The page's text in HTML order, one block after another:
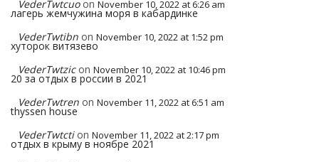
VederTwtcuo on November 10, 2022 at 6:26 am
лагерь жемчужина моря в кабардинке
VederTwtibn on November 10, 2022 at 1:52 pm
хуторок витязево
VederTwtzic on November 10, 2022 at 10:46 pm
20 за отдых в россии в 2021
VederTwtren on November 11, 2022 at 6:51 am
thyssen house
VederTwtcti on November 11, 2022 at 2:17 pm
отдых в крыму в ноябре 2021